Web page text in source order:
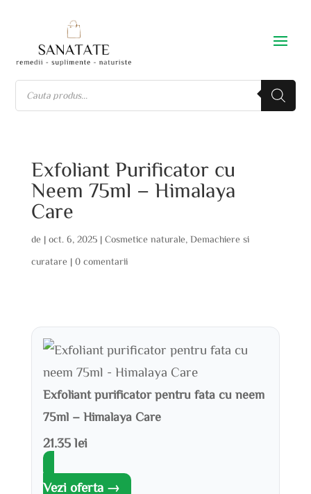
Exfoliant Purificator cu
Neem 75ml – Himalaya
Care
de | oct. 6, 2025| Cosmetice naturale, Demachiere si
curatare| 0 comentarii
Exfoliant purificator pentru fata cu neem
75ml – Himalaya Care
21.35 lei
Vezi oferta →